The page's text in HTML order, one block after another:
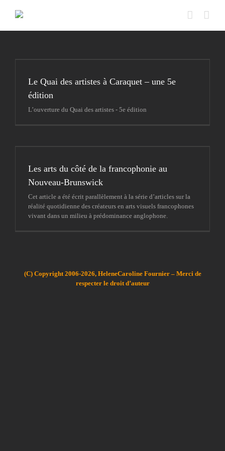
Le Quai des artistes à Caraquet – une 5e
édition
L’ouverture du Quai des artistes - 5e édition
Les arts du côté de la francophonie au
Nouveau-Brunswick
Cet article a été écrit parallèlement à la série d’articles sur la
réalité quotidienne des créateurs en arts visuels francophones
vivant dans un milieu à prédominance anglophone.
(C) Copyright 2006-2026, HeleneCaroline Fournier – Merci de
respecter le droit d’auteur